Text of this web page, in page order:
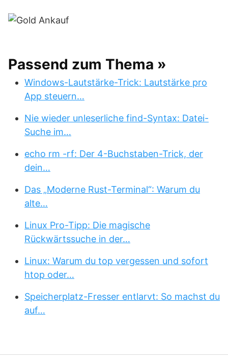
Passend zum Thema »
Windows-Lautstärke-Trick: Lautstärke pro
App steuern…
Nie wieder unleserliche find-Syntax: Datei-
Suche im…
echo rm -rf: Der 4-Buchstaben-Trick, der
dein…
Das „Moderne Rust-Terminal“: Warum du
alte…
Linux Pro-Tipp: Die magische
Rückwärtssuche in der…
Linux: Warum du top vergessen und sofort
htop oder…
Speicherplatz-Fresser entlarvt: So machst du
auf…